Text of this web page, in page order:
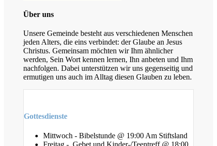
Über uns
Unsere Gemeinde besteht aus verschiedenen Menschen
jeden Alters, die eins verbindet: der Glaube an Jesus
Christus. Gemeinsam möchten wir Ihm ähnlicher
werden, Sein Wort kennen lernen, Ihn anbeten und Ihm
nachfolgen. Dabei unterstützen wir uns gegenseitig und
ermutigen uns auch im Alltag diesen Glauben zu leben.
Gottesdienste
Mittwoch - Bibelstunde @ 19:00 Am Stiftsland
Freitag - Gebet und Kinder-/Teentreff @ 18:00